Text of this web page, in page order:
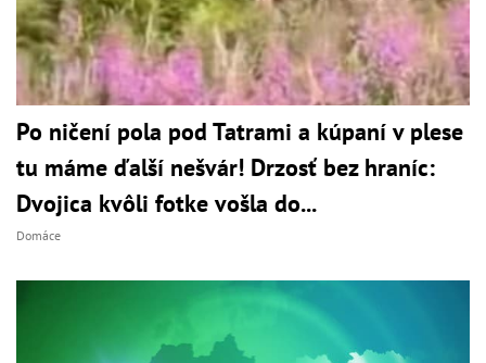
Po ničení pola pod Tatrami a kúpaní v plese
tu máme ďalší nešvár! Drzosť bez hraníc:
Dvojica kvôli fotke vošla do...
Domáce